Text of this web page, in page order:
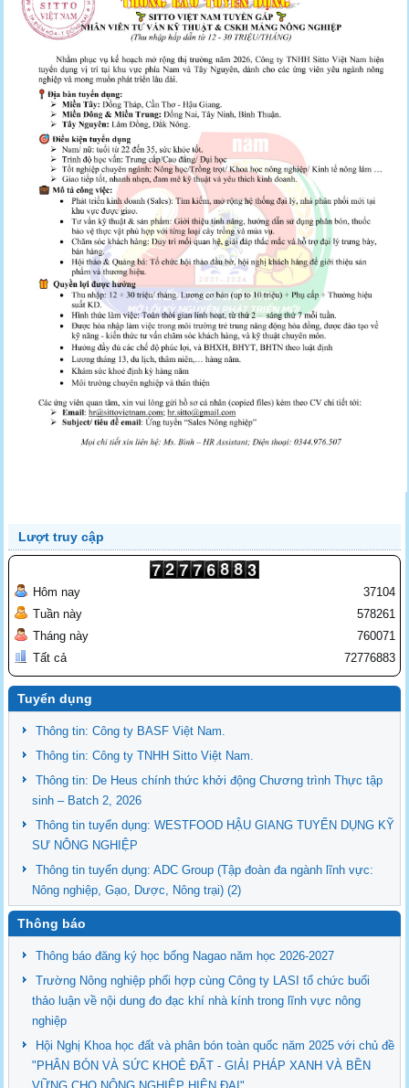
Lượt truy cập
Hôm nay
Tuần này
Tháng này
Tất cả
37104
578261
760071
72776883
Tuyển dụng
Thông tin: Công ty BASF Việt Nam.
Thông tin: Công ty TNHH Sitto Việt Nam.
Thông tin: De Heus chính thức khởi động Chương trình Thực tập
sinh – Batch 2, 2026
Thông tin tuyển dụng: WESTFOOD HẬU GIANG TUYỂN DỤNG KỸ
SƯ NÔNG NGHIỆP
Thông tin tuyển dụng: ADC Group (Tập đoàn đa ngành lĩnh vực:
Nông nghiệp, Gạo, Dược, Nông trại) (2)
Thông báo
Thông báo đăng ký học bổng Nagao năm học 2026-2027
Trường Nông nghiệp phối hợp cùng Công ty LASI tổ chức buổi
thảo luận về nội dung đo đạc khí nhà kính trong lĩnh vực nông
nghiệp
Hội Nghị Khoa học đất và phân bón toàn quốc năm 2025 với chủ đề
"PHÂN BÓN VÀ SỨC KHOẺ ĐẤT - GIẢI PHÁP XANH VÀ BỀN